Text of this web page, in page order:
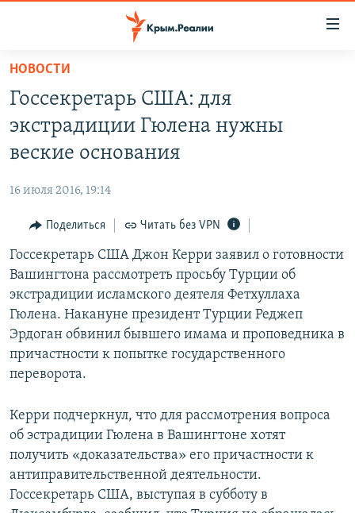
Вернуться
основному
содержанию
Вернутся
главной
Вернутся
поиску
СПЕЦПРОЕКТЫ
11 ЛЕТ ОККУПАЦИИ КРЫМА. 11 ИСТОРИЙ СОПРОТИВЛЕНИЯ
ЕЩЕ
ИНТЕРАКТИВ
ИНФОГРАФИКА
ТЕЛЕПРОЕКТ КРЫМ.РЕАЛИИ
СОВЕТЫ ПРАВОЗАЩИТНИКОВ
ПРОПАВШИЕ БЕЗ ВЕСТИ
ПОБЕДИТЕЛЕЙ НЕ СУДЯТ?
УКРАИНСКАЯ ПРОБЛЕМА КРЫМА
РАДІО СВОБОДА
КАК ОБОЙТИ БЛОКИРОВКУ
Українською
Qırımtatar
ПРИСОЕДИНЯЙТЕСЬ!
Все сайты RFE/RL
НОВОСТИ
Госсекретарь США: для
экстрадиции Гюлена нужны
веские основания
16 июля 2016, 19:14
Поделиться Читать без VPN
Госсекретарь США Джон Керри заявил о готовности
Вашингтона рассмотреть просьбу Турции об
экстрадиции исламского деятеля Фетхуллаха
Гюлена. Накануне президент Турции Реджеп
Эрдоган обвинил бывшего имама и проповедника в
причастности к попытке государственного
переворота.
Керри подчеркнул, что для рассмотрения вопроса
об эстрадиции Гюлена в Вашингтоне хотят
получить «доказательства» его причастности к
антиправительственной деятельности.
Госсекретарь США, выступая в субботу в